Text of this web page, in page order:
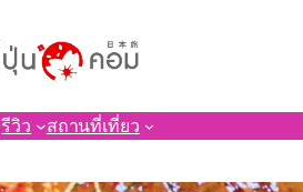
รีวิว สถานที่เที่ยว